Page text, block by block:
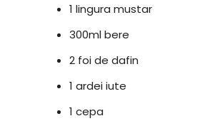
1 lingura mustar
300ml bere
2 foi de dafin
1 ardei iute
1 cepa